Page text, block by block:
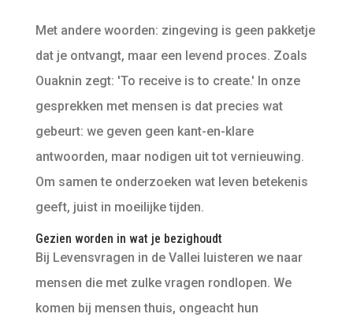
Met andere woorden: zingeving is geen pakketje
dat je ontvangt, maar een levend proces. Zoals
Ouaknin zegt: 'To receive is to create.' In onze
gesprekken met mensen is dat precies wat
gebeurt: we geven geen kant-en-klare
antwoorden, maar nodigen uit tot vernieuwing.
Om samen te onderzoeken wat leven betekenis
geeft, juist in moeilijke tijden.
Gezien worden in wat je bezighoudt
Bij Levensvragen in de Vallei luisteren we naar
mensen die met zulke vragen rondlopen. We
komen bij mensen thuis, ongeacht hun